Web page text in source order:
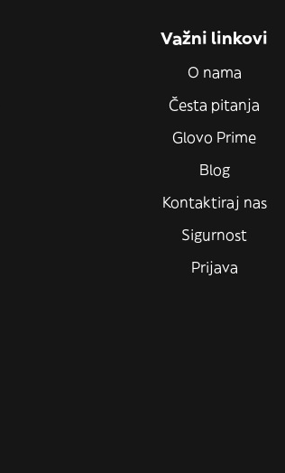
Važni linkovi
O nama
Česta pitanja
Glovo Prime
Blog
Kontaktiraj nas
Sigurnost
Prijava